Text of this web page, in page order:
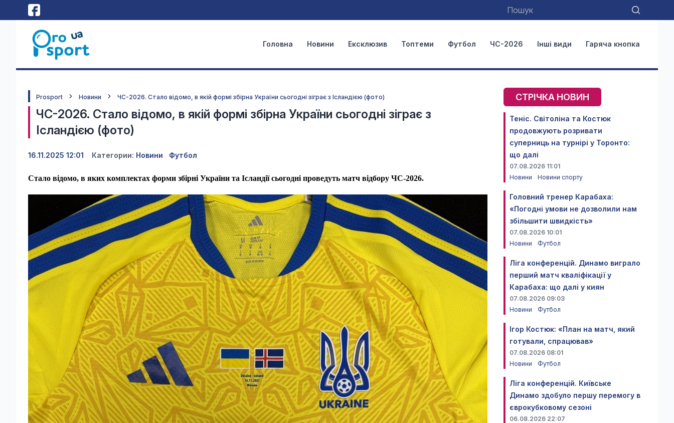
Головна Новини Ексклюзив Топтеми Футбол ЧС-2026 Інші види Гаряча кнопка
Prosport Новини ЧС-2026. Стало відомо, в якій формі збірна України сьогодні зіграє з Ісландією (фото)
ЧС-2026. Стало відомо, в якій формі збірна України сьогодні зіграє з
Ісландією (фото)
16.11.2025 12:01 Категории: Новини Футбол
Стало відомо, в яких комплектах форми збірні України та Ісландії сьогодні проведуть матч відбору ЧС-2026.
СТРІЧКА НОВИН
Теніс. Світоліна та Костюк
продовжують розривати
суперниць на турнірі у Торонто:
що далі
07.08.2026 11:01
Новини
Новини спорту
Головний тренер Карабаха:
«Погодні умови не дозволили нам
збільшити швидкість»
07.08.2026 10:01
Новини
Футбол
Ліга конференцій. Динамо виграло
перший матч кваліфікації у
Карабаха: що далі у киян
07.08.2026 09:03
Новини
Футбол
Ігор Костюк: «План на матч, який
готували, спрацював»
07.08.2026 08:01
Новини
Футбол
Ліга конференцій. Київське
Динамо здобуло першу перемогу в
єврокубковому сезоні
06.08.2026 22:07